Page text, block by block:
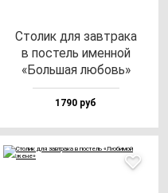
Сто­лик для зав­тра­ка
в пос­тель имен­ной
«Боль­шая лю­бовь»
1790 руб